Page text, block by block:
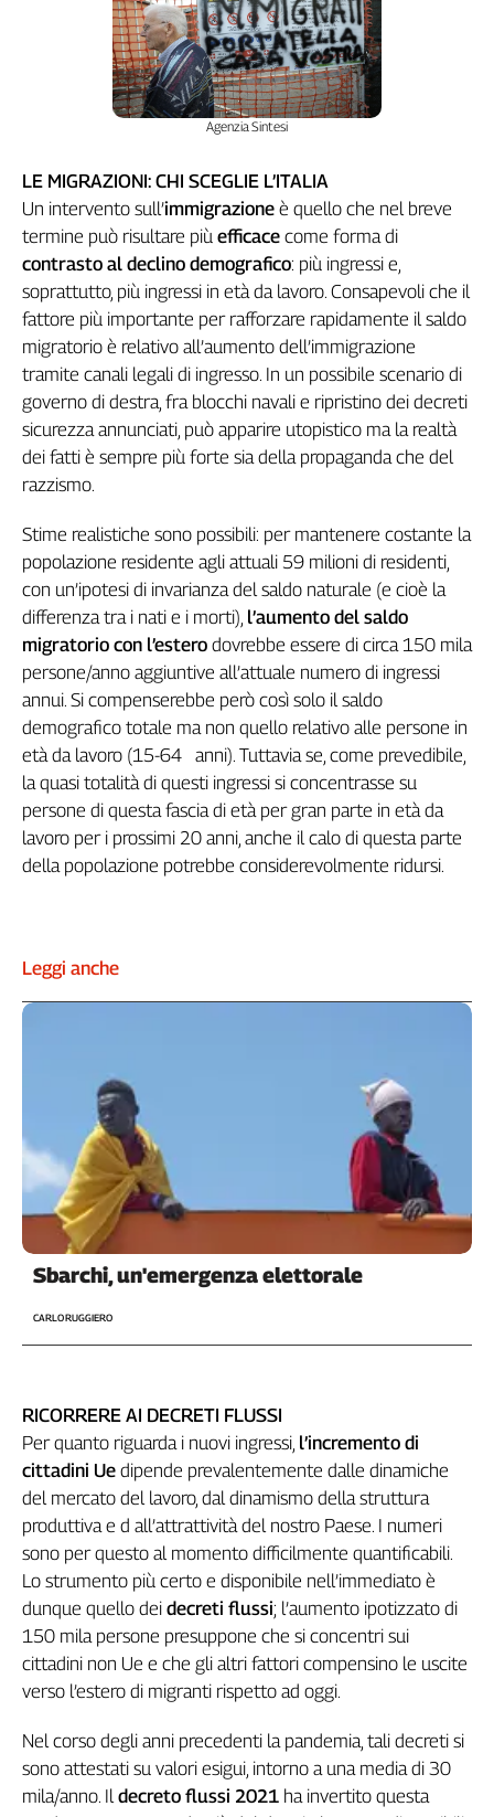
Agenzia Sintesi
LE MIGRAZIONI: CHI SCEGLIE L’ITALIA
Un intervento sull’immigrazione è quello che nel breve
termine può risultare più efficace come forma di
contrasto al declino demografico: più ingressi e,
soprattutto, più ingressi in età da lavoro. Consapevoli che il
fattore più importante per rafforzare rapidamente il saldo
migratorio è relativo all’aumento dell’immigrazione
tramite canali legali di ingresso. In un possibile scenario di
governo di destra, fra blocchi navali e ripristino dei decreti
sicurezza annunciati, può apparire utopistico ma la realtà
dei fatti è sempre più forte sia della propaganda che del
razzismo.
Stime realistiche sono possibili: per mantenere costante la
popolazione residente agli attuali 59 milioni di residenti,
con un’ipotesi di invarianza del saldo naturale (e cioè la
differenza tra i nati e i morti), l’aumento del saldo
migratorio con l’estero dovrebbe essere di circa 150 mila
persone/anno aggiuntive all’attuale numero di ingressi
annui. Si compenserebbe però così solo il saldo
demografico totale ma non quello relativo alle persone in
età da lavoro (15-64 anni). Tuttavia se, come prevedibile,
la quasi totalità di questi ingressi si concentrasse su
persone di questa fascia di età per gran parte in età da
lavoro per i prossimi 20 anni, anche il calo di questa parte
della popolazione potrebbe considerevolmente ridursi.
Leggi anche
Sbarchi, un'emergenza elettorale
CARLO RUGGIERO
RICORRERE AI DECRETI FLUSSI
Per quanto riguarda i nuovi ingressi, l’incremento di
cittadini Ue dipende prevalentemente dalle dinamiche
del mercato del lavoro, dal dinamismo della struttura
produttiva e d all’attrattività del nostro Paese. I numeri
sono per questo al momento difficilmente quantificabili.
Lo strumento più certo e disponibile nell’immediato è
dunque quello dei decreti flussi; l’aumento ipotizzato di
150 mila persone presuppone che si concentri sui
cittadini non Ue e che gli altri fattori compensino le uscite
verso l’estero di migranti rispetto ad oggi.
Nel corso degli anni precedenti la pandemia, tali decreti si
sono attestati su valori esigui, intorno a una media di 30
mila/anno. Il decreto flussi 2021 ha invertito questa